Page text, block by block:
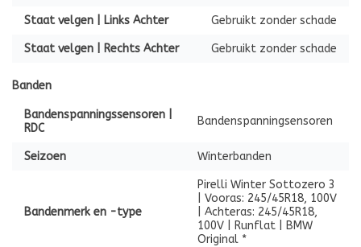
Staat velgen | Links Achter Gebruikt zonder schade
Staat velgen | Rechts Achter Gebruikt zonder schade
Banden
Bandenspanningssensoren |
RDC
Bandenspanningsensoren
Seizoen Winterbanden
Bandenmerk en -type
Pirelli Winter Sottozero 3
| Vooras: 245/45R18, 100V
| Achteras: 245/45R18,
100V | Runflat | BMW
Original *